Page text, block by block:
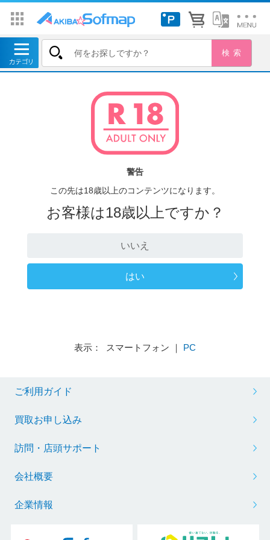
警告
この先は18歳以上のコンテンツになります。
お客様は18歳以上ですか？
いいえ
はい
表示： スマートフォン ｜ PC
ご利用ガイド
買取お申し込み
訪問・店頭サポート
会社概要
企業情報